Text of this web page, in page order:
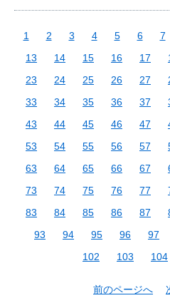
1 2 3 4 5 6 7
13
14 15 16 17
23
24 25 26 27
33
34 35 36 37
43
44 45 46 47
53
54 55 56 57
63
64 65 66 67
73
74 75 76 77
83
84 85 86 87
93
94 95 96 97
102
103 104
前のページへ